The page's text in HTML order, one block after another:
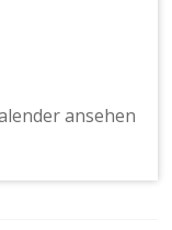
ansehen